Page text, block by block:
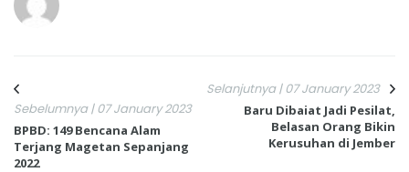
Sebelumnya | 07 January 2023
BPBD: 149 Bencana Alam
Terjang Magetan Sepanjang
2022
Selanjutnya | 07 January 2023
Baru Dibaiat Jadi Pesilat,
Belasan Orang Bikin
Kerusuhan di Jember